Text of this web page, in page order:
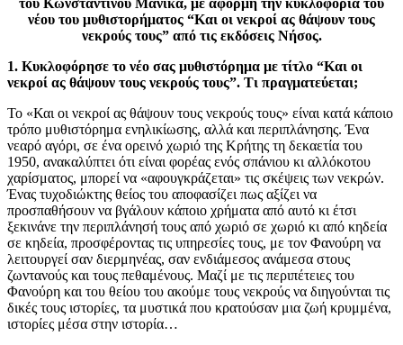
νέου του μυθιστορήματος “Και οι νεκροί ας θάψουν τους
νεκρούς τους” από τις εκδόσεις Νήσος.
1. Κυκλοφόρησε το νέο σας μυθιστόρημα με τίτλο “Και οι
νεκροί ας θάψουν τους νεκρούς τους”. Τι πραγματεύεται;
Το «Και οι νεκροί ας θάψουν τους νεκρούς τους» είναι κατά κάποιο
τρόπο μυθιστόρημα ενηλικίωσης, αλλά και περιπλάνησης. Ένα
νεαρό αγόρι, σε ένα ορεινό χωριό της Κρήτης τη δεκαετία του
1950, ανακαλύπτει ότι είναι φορέας ενός σπάνιου κι αλλόκοτου
χαρίσματος, μπορεί να «αφουγκράζεται» τις σκέψεις των νεκρών.
Ένας τυχοδιώκτης θείος του αποφασίζει πως αξίζει να
προσπαθήσουν να βγάλουν κάποιο χρήματα από αυτό κι έτσι
ξεκινάνε την περιπλάνησή τους από χωριό σε χωριό κι από κηδεία
σε κηδεία, προσφέροντας τις υπηρεσίες τους, με τον Φανούρη να
λειτουργεί σαν διερμηνέας, σαν ενδιάμεσος ανάμεσα στους
ζωντανούς και τους πεθαμένους. Μαζί με τις περιπέτειες του
Φανούρη και του θείου του ακούμε τους νεκρούς να διηγούνται τις
δικές τους ιστορίες, τα μυστικά που κρατούσαν μια ζωή κρυμμένα,
ιστορίες μέσα στην ιστορία…